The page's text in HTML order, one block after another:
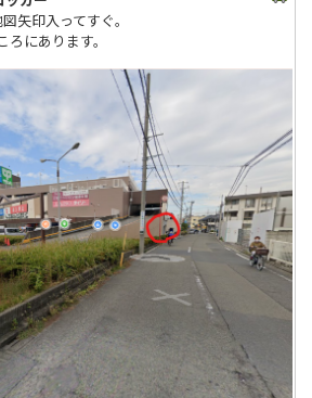
矢印入ってすぐ。
ろにあります。